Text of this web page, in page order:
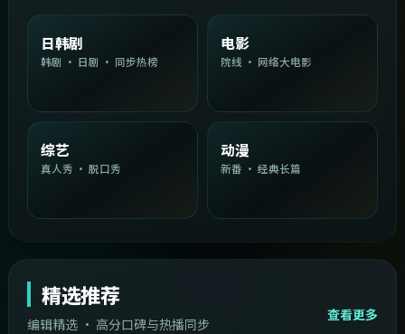
日韩剧
韩剧 · 日剧 · 同步热榜
电影
院线 · 网络大电影
综艺
真人秀 · 脱口秀
动漫
新番 · 经典长篇
精选推荐
编辑精选 · 高分口碑与热播同步
查看更多